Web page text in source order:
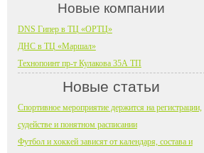
Новые компании
DNS Гипер в ТЦ «ОРТЦ»
ДНС в ТЦ «Маршал»
Технопоинт пр-т Кулакова 35А ТП
Новые статьи
Спортивное мероприятие держится на регистрации,
судействе и понятном расписании
Футбол и хоккей зависят от календаря, состава и